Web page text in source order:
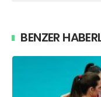
BENZER